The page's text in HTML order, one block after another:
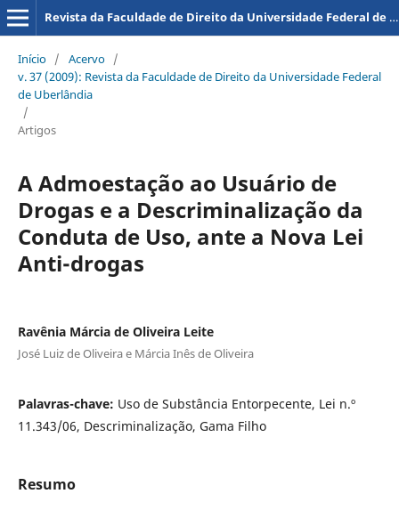
Revista da Faculdade de Direito da Universidade Federal de Uberlândia
Início / Acervo /
v. 37 (2009): Revista da Faculdade de Direito da Universidade Federal
de Uberlândia
/
Artigos
A Admoestação ao Usuário de
Drogas e a Descriminalização da
Conduta de Uso, ante a Nova Lei
Anti-drogas
Ravênia Márcia de Oliveira Leite
José Luiz de Oliveira e Márcia Inês de Oliveira
Palavras-chave: Uso de Substância Entorpecente, Lei n.º
11.343/06, Descriminalização, Gama Filho
Resumo